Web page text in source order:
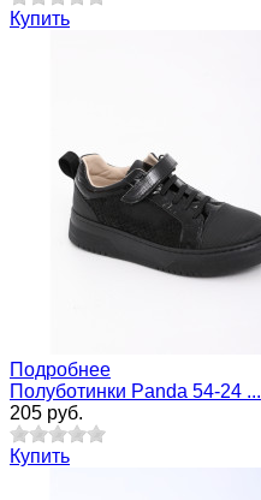
Купить
Подробнее
Полуботинки Panda 54-24 ...
205 руб.
Купить